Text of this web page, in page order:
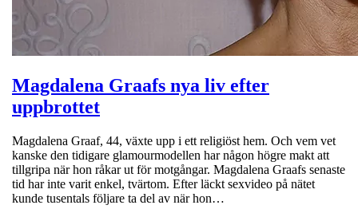
Magdalena Graafs nya liv efter
uppbrottet
Magdalena Graaf, 44, växte upp i ett religiöst hem. Och vem vet
kanske den tidigare glamourmodellen har någon högre makt att
tillgripa när hon råkar ut för motgångar. Magdalena Graafs senaste
tid har inte varit enkel, tvärtom. Efter läckt sexvideo på nätet
kunde tusentals följare ta del av när hon…